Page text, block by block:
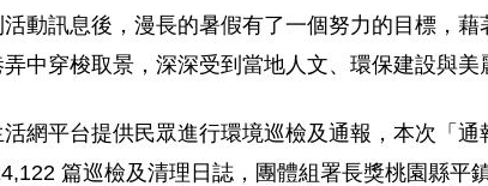
動訊息後，漫長的暑假有了一個努力的目標，
中穿梭取景，深深受到當地人文、環保建設與美
網平台提供民眾進行環境巡檢及通報，本次「
篇巡檢及清理日誌，團體組署長獎桃園縣平